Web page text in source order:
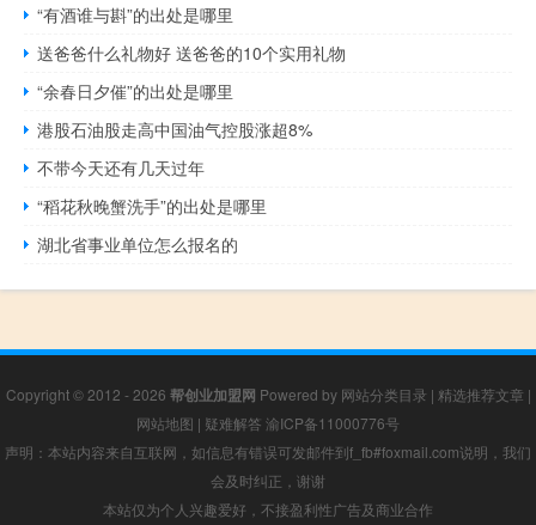
“有酒谁与斟”的出处是哪里
送爸爸什么礼物好 送爸爸的10个实用礼物
“余春日夕催”的出处是哪里
港股石油股走高中国油气控股涨超8%
不带今天还有几天过年
“稻花秋晚蟹洗手”的出处是哪里
湖北省事业单位怎么报名的
Copyright © 2012 - 2026 帮创业加盟网 Powered by 网站分类目录 | 精选推荐文章 |
网站地图 | 疑难解答 渝ICP备11000776号
声明：本站内容来自互联网，如信息有错误可发邮件到f_fb#foxmail.com说明，我们
会及时纠正，谢谢
本站仅为个人兴趣爱好，不接盈利性广告及商业合作